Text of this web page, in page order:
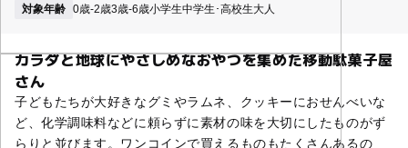
対象年齢 0歳-2歳3歳-6歳小学生中学生･高校生大人
カラダと地球にやさしめなおやつを集めた移動駄菓子屋
さん
子どもたちが大好きなグミやラムネ、クッキーにおせんべいな
ど、化学調味料などに頼らずに素材の味を大切にしたものがず
らりと並びます。ワンコインで買えるものもたくさんあるの